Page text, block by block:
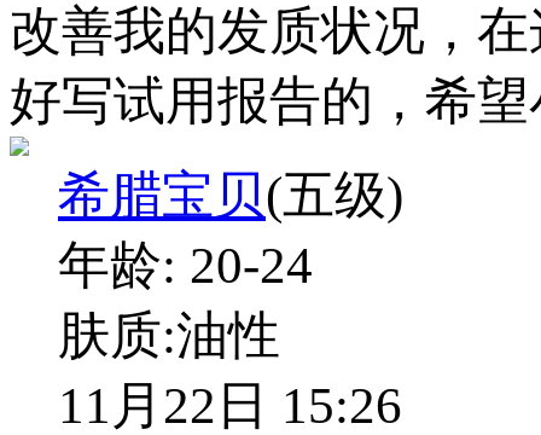
改善我的发质状况，
好写试用报告的，希
希腊宝贝(五级)
年龄: 20-24
肤质:油性
11月22日 15:26